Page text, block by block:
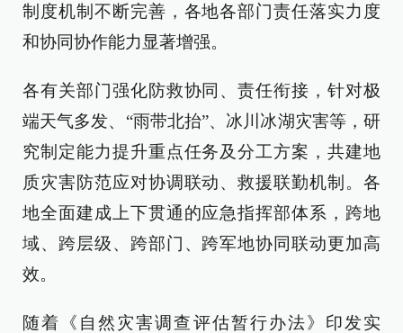
制度机制不断完善，各地各部门责任落实力度
和协同协作能力显著增强。
各有关部门强化防救协同、责任衔接，针对极
端天气多发、“雨带北抬”、冰川冰湖灾害等，研
究制定能力提升重点任务及分工方案，共建地
质灾害防范应对协调联动、救援联勤机制。各
地全面建成上下贯通的应急指挥部体系，跨地
域、跨层级、跨部门、跨军地协同联动更加高
效。
随着《自然灾害调查评估暂行办法》印发实